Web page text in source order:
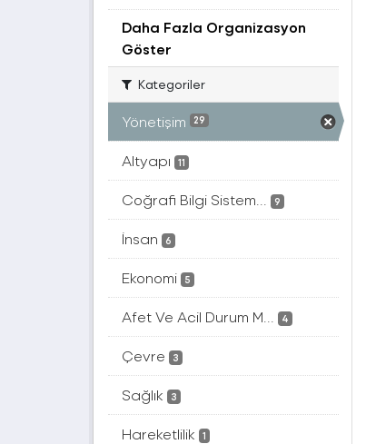
Daha Fazla Organizasyon
Göster
Kategoriler
Yönetişim 29
Altyapı 11
Coğrafi Bilgi Sistem... 9
İnsan 6
Ekonomi 5
Afet Ve Acil Durum M... 4
Çevre 3
Sağlık 3
Hareketlilik 1